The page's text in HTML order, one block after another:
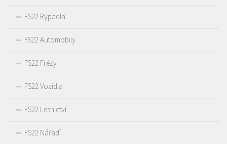
FS22 Rypadla
FS22 Automobily
FS22 Frézy
FS22 Vozidla
FS22 Lesnictví
FS22 Nářadí